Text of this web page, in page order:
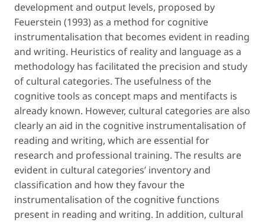
development and output levels, proposed by
Feuerstein (1993) as a method for cognitive
instrumentalisation that becomes evident in reading
and writing. Heuristics of reality and language as a
methodology has facilitated the precision and study
of cultural categories. The usefulness of the
cognitive tools as concept maps and mentifacts is
already known. However, cultural categories are also
clearly an aid in the cognitive instrumentalisation of
reading and writing, which are essential for
research and professional training. The results are
evident in cultural categories’ inventory and
classification and how they favour the
instrumentalisation of the cognitive functions
present in reading and writing. In addition, cultural